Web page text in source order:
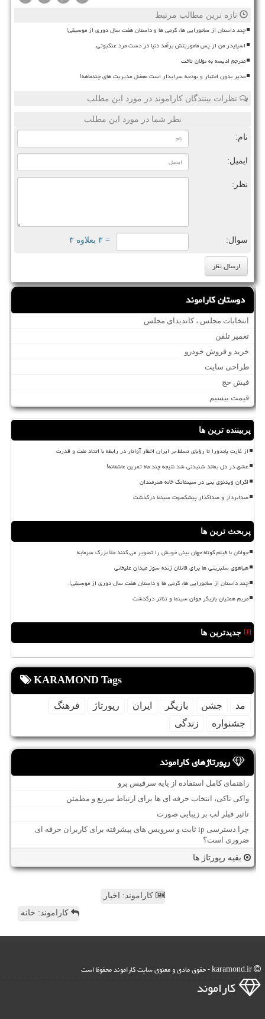
تازه ترین مطالب مرتبط
چند داستان از سامورایی ها، گرمی ها و داستان هفت سال دوری از موسیقی!
اسپایدر من از پس ماموریتش برآمد دنیا در دست مرد عنکبوتی
مترجم ادیسه به نولان تاخت
مدیر بدون اختیار و بودجه سرایدار است معضل مدیریت های چندماهه!
نظرات بینندگان کاراموند در مورد این مطلب
نظر شما در مورد این مطلب
نام:
ایمیل:
نظر:
سوال: = ۳ بعلاوه ۳
دوستان کاراموند
انتخابات مجلس ، کاندیدای مجلس
تعمیر تلفن
خرید و فروش خودرو
طراحی سایت
فیش حج
قیمت بیسیم
پربیننده ترین ها
از غارت پاندورا تا رؤیای تسلط بر ایران اخطار آواتار در رابطه با اتحاد نفت و قدرت
عشق در دل بماند شنیدنی شد نتیجه چند ماه تمرین عاشقانه!
اکران ویدئوی بنی در سینماتک خانه هنرمندان
صدابردار و صداگذار پیشکسوت سینما درگذشت
پربحث ترین ها
جوانان با فیلم کوتاه جهان بینی خویش را تصویر می کنند خلأ بزرگ سرمایه
هیاهوی سلبریتی ها برای قاتلان زنده سوز میدان علیخانی
چند داستان از سامورایی ها، گرمی ها و داستان هفت سال دوری از موسیقی!
مریم همتیان بازیگر جوان سینما و تئاتر درگذشت
جدیدترین ها
KARAMOND Tags
مد جشن بازیگر ایران رپورتاژ
فرهنگ
جشنواره
زندگی
رپورتاژهای کاراموند
راهنمای کامل استفاده از پایه سرفیس پرو
واکی تاکی، انتخاب حرفه ای ها برای ارتباط سریع و مطمئن
تاثیر فیلر لب بر زیبایی صورت
چرا دسترسی ip ثابت و سرویس های پیشرفته برای کاربران حرفه ای
ضروری است؟
بقیه رپورتاژ ها
کاراموند: اخبار
کاراموند: خانه
كاراموند